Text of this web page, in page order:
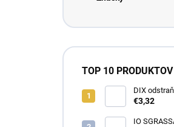
TOP 10 PRODUKTOV
DIX
kameňa 1 l
€3,32
IO